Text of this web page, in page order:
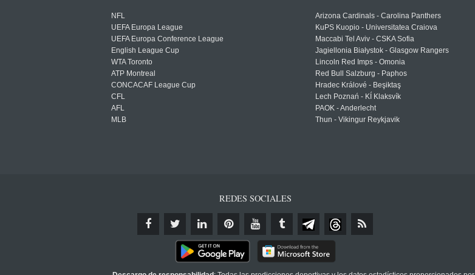
NFL
UEFA Europa League
UEFA Europa Conference League
English League Cup
WTA Toronto
ATP Montreal
CONCACAF League Cup
CFL
AFL
MLB
Arizona Cardinals - Carolina Panthers
KuPS Kuopio - Universitatea Craiova
Maccabi Tel Aviv - CSKA Sofia
Jagiellonia Białystok - Glasgow Rangers
Lincoln Red Imps - Omonia
Red Bull Salzburg - Paphos
Hradec Králové - Beşiktaş
Lech Poznań - KÍ Klaksvík
PAOK - Anderlecht
Thun - Vikingur Reykjavik
REDES SOCIALES